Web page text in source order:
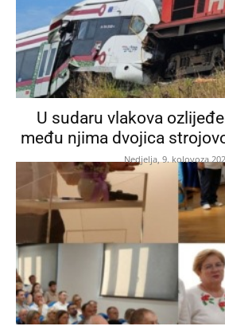
U sudaru vlakova
među njima dvojica
Nedjelja, 9. kolovoza